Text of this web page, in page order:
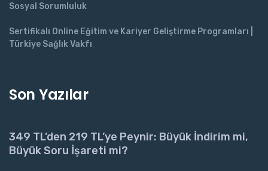
Sosyal Sorumluluk
Sertifikalı Online Eğitim ve Kariyer Geliştirme Programları |
Türkiye Sağlık Vakfı
Son Yazılar
349 TL’den 219 TL’ye Peynir: Büyük İndirim mi,
Büyük Soru İşareti mi?